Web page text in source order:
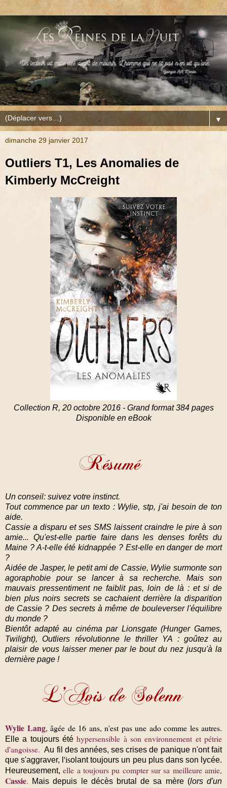
▼
dimanche 29 janvier 2017
Outliers T1, Les Anomalies de
Kimberly McCreight
Collection R, 20 octobre 2016 - Grand format 384 pages
Disponible en eBook
Un conseil: suivez votre instinct.
Tout commence par un texto : Wylie, stp, j'ai besoin de ton
aide.
Cassie a disparu et ses SMS laissent craindre le pire à son
amie... Qu'est-elle partie faire dans les denses forêts du
Maine ? A-t-elle été kidnappée ? Est-elle en danger de mort
?
Aidée de Jasper, le petit ami de Cassie, Wylie surmonte son
agoraphobie pour se lancer à sa recherche. Mais son
mauvais pressentiment ne faiblit pas, loin de là : et si de
bien plus noirs secrets se cachaient derrière la disparition
de Cassie ? Des secrets à même de bouleverser l'équilibre
du monde ?
Bientôt adapté au cinéma par Lionsgate (Hunger Games,
Twilight), Outliers révolutionne le thriller YA : goûtez au
plaisir de vous laisser mener par le bout du nez jusqu'à la
dernière page !
Wylie Lang, âgée de 16 ans, n'est pas une ado comme les autres.
Elle a toujours étéhypersensible à son environnement et pétrie
d'angoisse. Au fil des années, ses crises de panique n'ont fait
que s'aggraver, l'isolant toujours un peu plus dans son lycée.
Heureusement,elle a toujours pu compter sur sa meilleure amie,
Cassie. Mais depuis le décès brutal de sa mère(lors d'un